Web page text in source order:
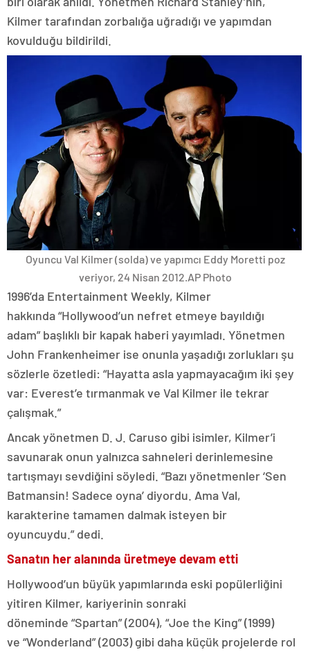
Kilmer tarafından zorbalığa uğradığı ve yapımdan
kovulduğu bildirildi.
Oyuncu Val Kilmer (solda) ve yapımcı Eddy Moretti poz
veriyor, 24 Nisan 2012. AP Photo
1996’da Entertainment Weekly, Kilmer
hakkında “Hollywood’un nefret etmeye bayıldığı
adam” başlıklı bir kapak haberi yayımladı. Yönetmen
John Frankenheimer ise onunla yaşadığı zorlukları şu
sözlerle özetledi: “Hayatta asla yapmayacağım iki şey
var: Everest’e tırmanmak ve Val Kilmer ile tekrar
çalışmak.”
Ancak yönetmen D. J. Caruso gibi isimler, Kilmer’i
savunarak onun yalnızca sahneleri derinlemesine
tartışmayı sevdiğini söyledi. “Bazı yönetmenler ‘Sen
Batmansin! Sadece oyna’ diyordu. Ama Val,
karakterine tamamen dalmak isteyen bir
oyuncuydu.” dedi.
Sanatın her alanında üretmeye devam etti
Hollywood’un büyük yapımlarında eski popülerliğini
yitiren Kilmer, kariyerinin sonraki
döneminde “Spartan” (2004), “Joe the King” (1999)
ve “Wonderland” (2003) gibi daha küçük projelerde rol